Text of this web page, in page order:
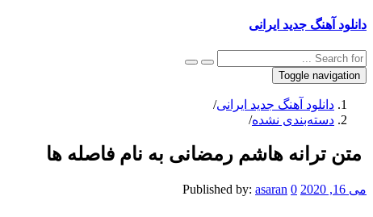
دانلود آهنگ جدید ایرانی
Toggle navigation
دانلود آهنگ جدید ایرانی/
دسته‌بندی نشده/
متن ترانه هاشم رمضانی به نام فاصله ها
می 16, 2020 Published by: asaran 0